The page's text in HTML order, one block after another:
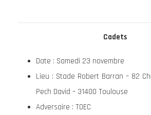
Cadets
Date : Samedi 23 novembre
Lieu : Stade Robert Barran – 82
Pech David – 31400 Toulouse
Adversaire : TOEC